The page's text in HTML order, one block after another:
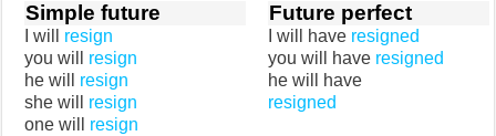
Simple future
I will resign
you will resign
he will resign
she will resign
one will resign
Future perfect
I will have resigned
you will have resigned
he will have
resigned